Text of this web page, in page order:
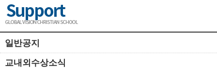
일반공지
교내외수상소식